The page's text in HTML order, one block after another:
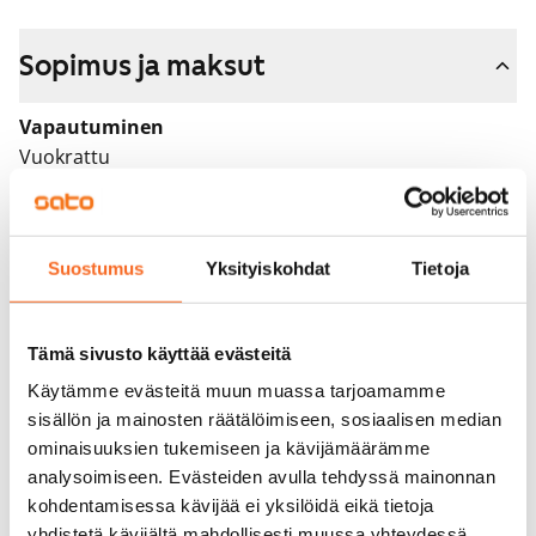
Suostumus Yksityiskohdat Tietoja
Tämä sivusto käyttää evästeitä
Käytämme evästeitä muun muassa tarjoamamme
sisällön ja mainosten räätälöimiseen, sosiaalisen median
ominaisuuksien tukemiseen ja kävijämäärämme
analysoimiseen. Evästeiden avulla tehdyssä mainonnan
kohdentamisessa kävijää ei yksilöidä eikä tietoja
Sopimus ja maksut
Vapautuminen
Vuokrattu
Varallisuusrajat
Ei
0 €, (yrityksille min. 1 kk vuokra)
Kotivakuutus
Pakollinen, ei sisälly vuokraan
Vesimaksu